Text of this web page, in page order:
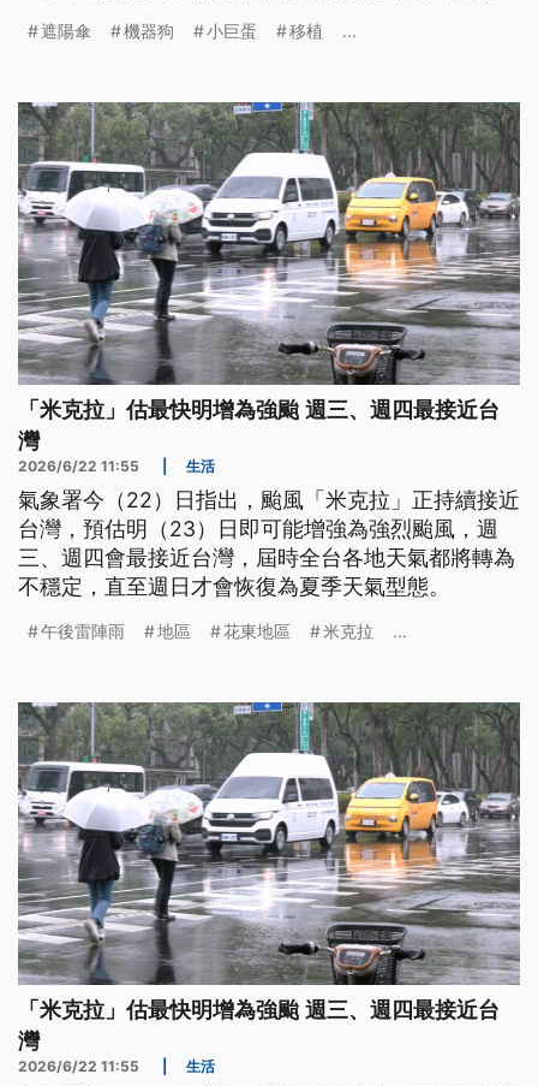
市府的公共建設變成信任危機。
遮陽傘 機器狗 小巨蛋 移植 ...
「米克拉」估最快明增為強颱 週三、週四最接近台
灣
2026/6/22 11:55 生活
氣象署今（22）日指出，颱風「米克拉」正持續接近
台灣，預估明（23）日即可能增強為強烈颱風，週
三、週四會最接近台灣，屆時全台各地天氣都將轉為
不穩定，直至週日才會恢復為夏季天氣型態。
午後雷陣雨 地區 花東地區 米克拉 ...
「米克拉」估最快明增為強颱 週三、週四最接近台
灣
2026/6/22 11:55 生活